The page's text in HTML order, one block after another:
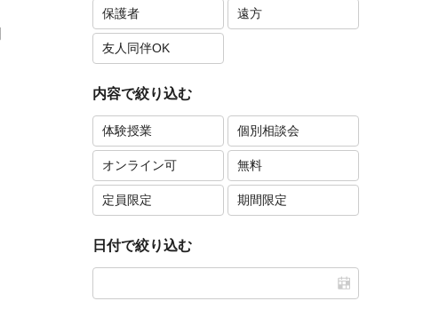
保護者 遠方
友人同伴OK
内容で絞り込む
体験授業 個別相談会
オンライン可 無料
定員限定 期間限定
日付で絞り込む